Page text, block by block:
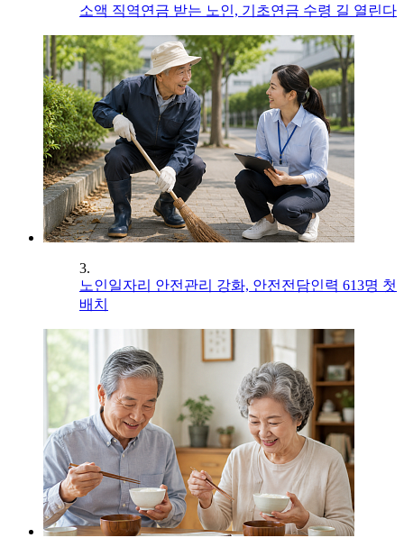
소액 직역연금 받는 노인, 기초연금 수령 길 열린다
3.
노인일자리 안전관리 강화, 안전전담인력 613명 첫
배치